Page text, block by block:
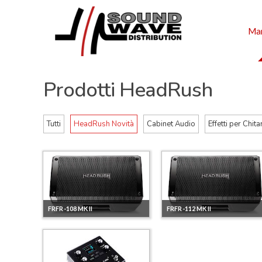
Prodotti HeadRush
Tutti HeadRush Novità Cabinet Audio Effetti per
FRFR-108 MK II FRFR-112 MK II